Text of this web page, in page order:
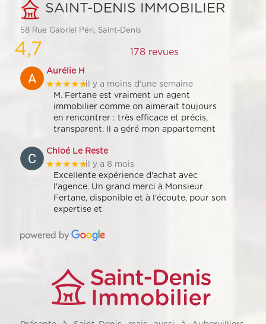
SAINT-DENIS IMMOBILIER
58 Rue Gabriel Péri, Saint-Denis
4,7 178 revues
Aurélie H
★★★★★il y a moins d'une semaine
M. Fertane est vraiment un agent
immobilier comme on aimerait toujours
en rencontrer : très efficace et précis,
transparent. Il a géré mon appartement
Chloé Le Reste
★★★★★il y a 8 mois
Excellente expérience d'achat avec
l'agence. Un grand merci à Monsieur
Fertane, disponible et à l'écoute, pour son
expertise et